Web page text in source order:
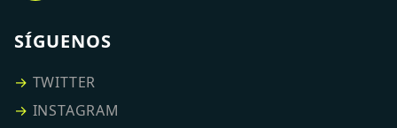
SÍGUENOS
→ TWITTER
→ INSTAGRAM